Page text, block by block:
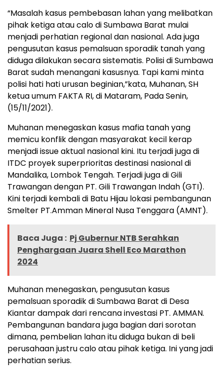
“Masalah kasus pembebasan lahan yang melibatkan
pihak ketiga atau calo di Sumbawa Barat mulai
menjadi perhatian regional dan nasional. Ada juga
pengusutan kasus pemalsuan sporadik tanah yang
diduga dilakukan secara sistematis. Polisi di Sumbawa
Barat sudah menangani kasusnya. Tapi kami minta
polisi hati hati urusan beginian,”kata, Muhanan, SH
ketua umum FAKTA RI, di Mataram, Pada Senin,
(15/11/2021).
Muhanan menegaskan kasus mafia tanah yang
memicu konflik dengan masyarakat kecil kerap
menjadi issue aktual nasional kini. Itu terjadi juga di
ITDC proyek superprioritas destinasi nasional di
Mandalika, Lombok Tengah. Terjadi juga di Gili
Trawangan dengan PT. Gili Trawangan Indah (GTI).
Kini terjadi kembali di Batu Hijau lokasi pembangunan
Smelter PT.Amman Mineral Nusa Tenggara (AMNT).
Baca Juga : Pj Gubernur NTB Serahkan
Penghargaan Juara Shell Eco Marathon
2024
Muhanan menegaskan, pengusutan kasus
pemalsuan sporadik di Sumbawa Barat di Desa
Kiantar dampak dari rencana investasi PT. AMMAN.
Pembangunan bandara juga bagian dari sorotan
dimana, pembelian lahan itu diduga bukan di beli
perusahaan justru calo atau pihak ketiga. Ini yang jadi
perhatian serius.